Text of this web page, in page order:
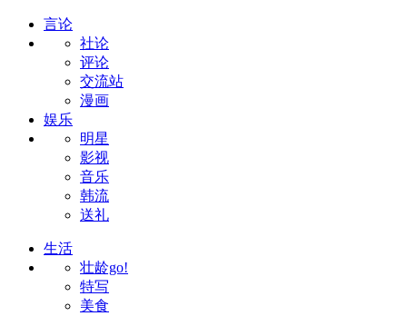
言论
社论
评论
交流站
漫画
娱乐
明星
影视
音乐
韩流
送礼
生活
壮龄go!
特写
美食